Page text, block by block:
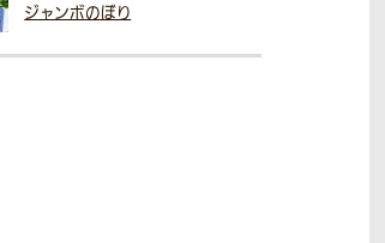
ジャンボのぼり